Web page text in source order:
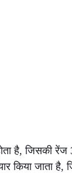
है, जिसकी
किया जाता